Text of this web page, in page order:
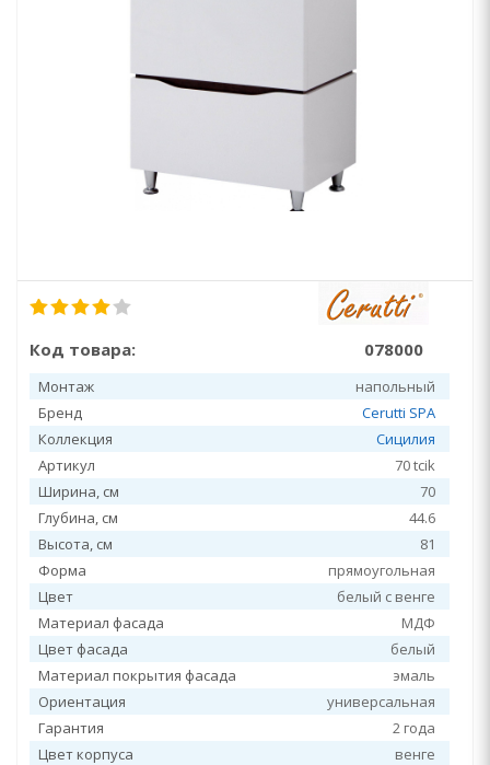
Код товара: 078000
Монтаж
напольный
Бренд
Cerutti SPA
Коллекция
Сицилия
Артикул
70 tcik
Ширина, см
70
Глубина, см
44.6
Высота, см
81
Форма
прямоугольная
Цвет
белый с венге
Материал фасада
МДФ
Цвет фасада
белый
Материал покрытия фасада
эмаль
Ориентация
универсальная
Гарантия
2 года
Цвет корпуса
венге